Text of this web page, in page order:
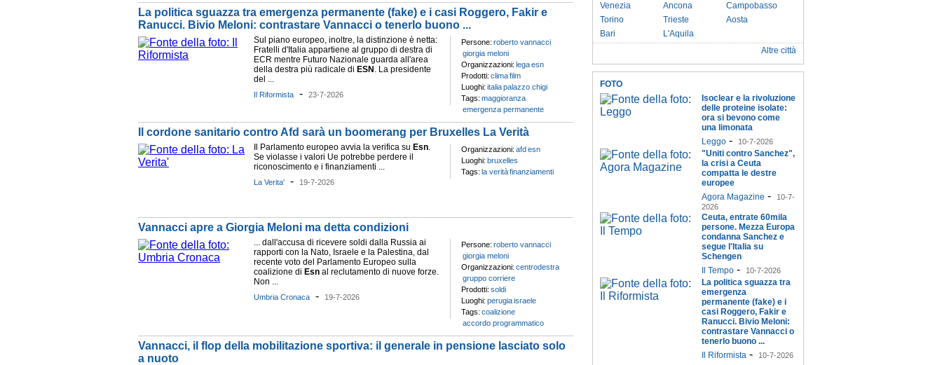
La politica sguazza tra emergenza permanente (fake) e i casi Roggero, Fakir e
Ranucci. Bivio Meloni: contrastare Vannacci o tenerlo buono ...
Sul piano europeo, inoltre, la distinzione è netta:
Fratelli d'Italia appartiene al gruppo di destra di
ECR mentre Futuro Nazionale guarda all'area
della destra più radicale di ESN . La presidente
del ...
Il Riformista - 23-7-2026
Persone: roberto vannacci
giorgia meloni
Organizzazioni: legaesn
Prodotti: climafilm
Luoghi: italiapalazzo chigi
Tags: maggioranza
emergenza permanente
Il cordone sanitario contro Afd sarà un boomerang per Bruxelles La Verità
Il Parlamento europeo avvia la verifica su Esn.
Se violasse i valori Ue potrebbe perdere il
riconoscimento e i finanziamenti ...
La Verita' - 19-7-2026
Organizzazioni: afdesn
Luoghi: bruxelles
Tags: la veritàfinanziamenti
Vannacci apre a Giorgia Meloni ma detta condizioni
... dall'accusa di ricevere soldi dalla Russia ai
rapporti con la Nato, Israele e la Palestina, dal
recente voto del Parlamento Europeo sulla
coalizione di Esn al reclutamento di nuove forze.
Non ...
Umbria Cronaca - 19-7-2026
Persone: roberto vannacci
giorgia meloni
Organizzazioni: centrodestra
gruppo corriere
Prodotti: soldi
Luoghi: perugiaisraele
Tags: coalizione
accordo programmatico
Vannacci, il flop della mobilitazione sportiva: il generale in pensione lasciato solo
a nuoto
Venezia
Torino
Bari
Ancona
Trieste
L'Aquila
Campobasso
Aosta
Altre città
FOTO
Isoclear e la rivoluzione
delle proteine isolate:
ora si bevono come
una limonata
Leggo - 10-7-2026
"Uniti contro Sanchez",
la crisi a Ceuta
compatta le destre
europee
Agora Magazine -
10-7-
2026
Ceuta, entrate 60mila
persone. Mezza Europa
condanna Sanchez e
segue l'Italia su
Schengen
Il Tempo - 10-7-2026
La politica sguazza tra
emergenza
permanente (fake) e i
casi Roggero, Fakir e
Ranucci. Bivio Meloni:
contrastare Vannacci o
tenerlo buono ...
Il Riformista - 10-7-2026